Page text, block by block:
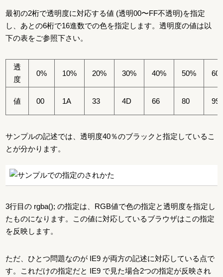
最初の2桁で透明度に対応する値 (透明00〜FF不透明)を指定
し、あとの6桁で16進数での色を指定します。透明度の値は以
下の表をご参照下さい。
透
度
0% 10% 20% 30% 40% 50%
値 00 1A 33 4D 66 80 99
サンプルの記述では、透明度40％のブラックと指定しているこ
とが分かります。
3行目の rgba(); の指定は、RGB値で色の指定と透明度を指定し
たものになります。この値に対応しているブラウザはこの指定
を反映します。
ただ、ひとつ問題なのが IE9 が両方の記述に対応している点で
す。これだけの指定だと IE9 で見た場合2つの指定が反映され